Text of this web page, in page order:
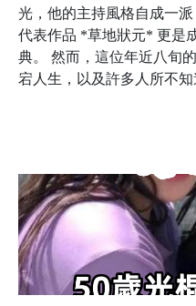
光，他的主持風格自成一
代表作品 *草地狀元* 更是
典。 然而，這位年近八旬
宕人生，以及許多人所不